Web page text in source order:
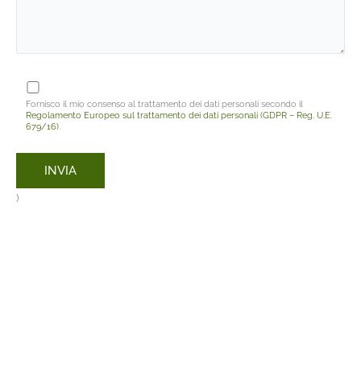
Fornisco il mio consenso al trattamento dei dati personali secondo il
Regolamento Europeo sul trattamento dei dati personali (GDPR – Reg. U.E.
679/16).
)